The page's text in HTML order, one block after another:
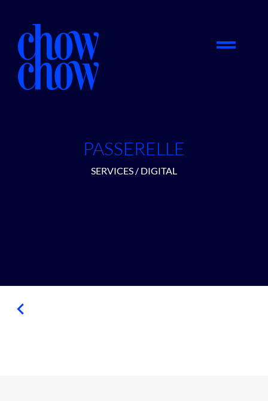
PASSERELLE
SERVICES / DIGITAL